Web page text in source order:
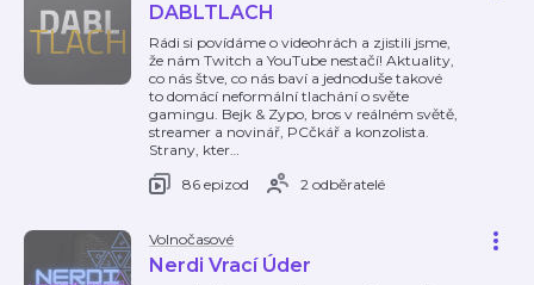
DABLTLACH
Rádi si povídáme o videohrách a zjistili jsme,
že nám Twitch a YouTube nestačí! Aktuality,
co nás štve, co nás baví a jednoduše takové
to domácí neformální tlachání o světe
gamingu. Bejk & Zypo, bros v reálném světě,
streamer a novinář, PCčkář a konzolista.
Strany, kter…
86 epizod
2 odběratelé
Volnočasové
Nerdi Vrací Úder